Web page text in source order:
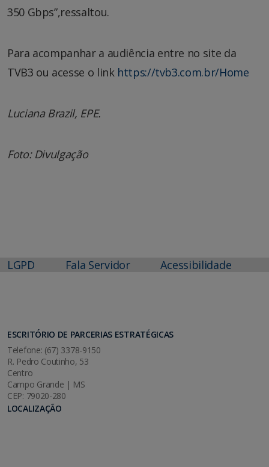
350 Gbps”,ressaltou.
Para acompanhar a audiência entre no site da
TVB3 ou acesse o link https://tvb3.com.br/Home
Luciana Brazil, EPE.
Foto: Divulgação
LGPD Fala Servidor Acessibilidade
ESCRITÓRIO DE PARCERIAS ESTRATÉGICAS
Telefone: (67) 3378-9150
R. Pedro Coutinho, 53
Centro
Campo Grande | MS
CEP: 79020-280
LOCALIZAÇÃO